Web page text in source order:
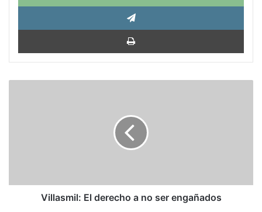
Villasmil: El derecho a no ser engañados